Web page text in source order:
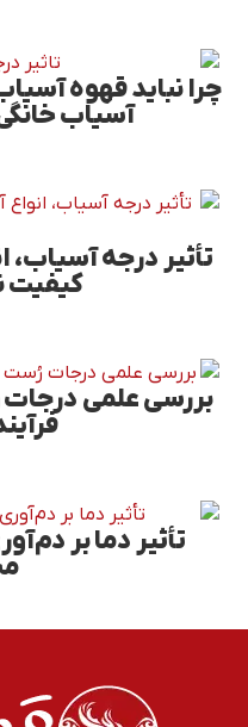
چرا نباید قهوه
آسیاب
تأثیر درجه آسیاب،
کیفیت
بررسی علمی درجات
تأثیر دما بر